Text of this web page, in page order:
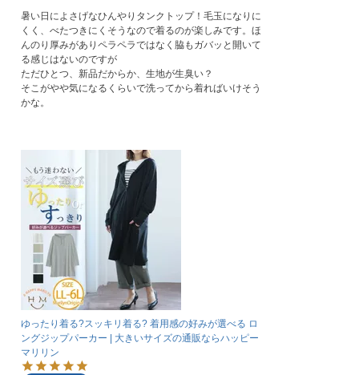
暑い日によさげなひんやりタンクトップ！毛玉になりに
くく、べたつきにくそうなので着るのが楽しみです。ほ
んのり厚みがありペラペラではなく脇もガバッと開いて
る感じはないのですが
ただひとつ、新品だからか、生地が生臭い？
そこがやや気になるくらいで洗ってから着ればいけそう
かな。
ゆったり着る?スッキリ着る? 着用感の好みが選べる ロ
ングジップパーカー | 大きいサイズの通販ならハッピー
マリリン